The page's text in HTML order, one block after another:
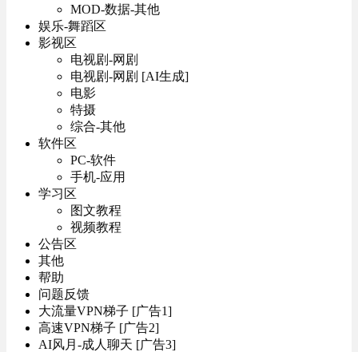
MOD-数据-其他
娱乐-舞蹈区
影视区
电视剧-网剧
电视剧-网剧 [AI生成]
电影
特摄
综合-其他
软件区
PC-软件
手机-应用
学习区
图文教程
视频教程
公告区
其他
帮助
问题反馈
大流量VPN梯子 [广告1]
高速VPN梯子 [广告2]
AI风月-成人聊天 [广告3]